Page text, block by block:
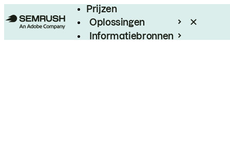
Prijzen
Oplossingen
Informatiebronnen